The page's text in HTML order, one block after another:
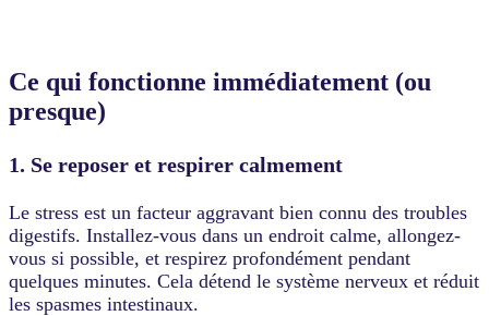
Ce qui fonctionne immédiatement (ou
presque)
1. Se reposer et respirer calmement
Le stress est un facteur aggravant bien connu des troubles
digestifs. Installez-vous dans un endroit calme, allongez-
vous si possible, et respirez profondément pendant
quelques minutes. Cela détend le système nerveux et réduit
les spasmes intestinaux.